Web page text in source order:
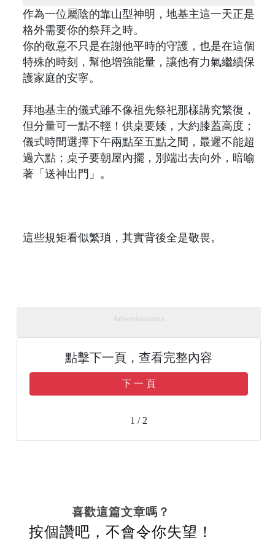
作為一位屬陰的靠山型神明，地基主這一天正是
格外需要你的祭拜之時。
你的敬意不只是在謝他平時的守護，也是在這個
特殊的時刻，幫他增強能量，讓他有力氣繼續保
護家庭的安寧。
拜地基主的儀式雖不像祖先祭祀那樣講究繁復，
但分量可一點不輕！供桌要矮，大約膝蓋高度；
儀式時間選擇下午兩點至五點之間，最遲不能超
過六點；桌子要朝屋內擺，別端出去向外，暗喻
著「送神出門」。
這些規矩看似繁瑣，其實背後全是敬畏。
Advertisements
點擊下一頁，查看完整內容
下 一 頁
1 / 2
喜歡這篇文章嗎？
按個讚吧，不會令你失望！